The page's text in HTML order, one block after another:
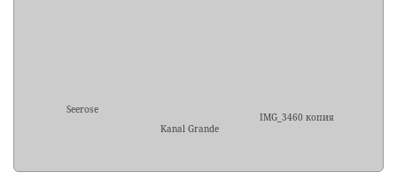
Seerose
Kanal Grande
IMG_3460 копия